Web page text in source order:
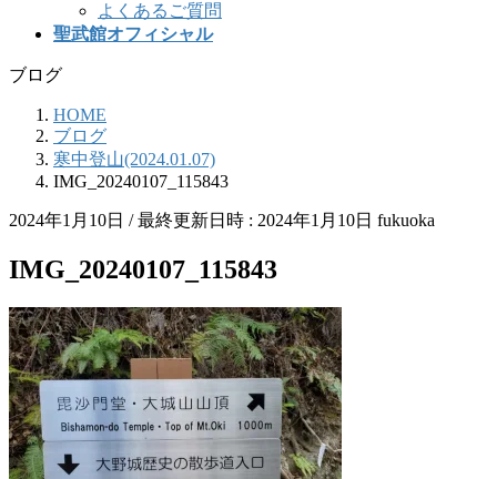
よくあるご質問
聖武館オフィシャル
ブログ
HOME
ブログ
寒中登山(2024.01.07)
IMG_20240107_115843
2024年1月10日 / 最終更新日時 : 2024年1月10日 fukuoka
IMG_20240107_115843